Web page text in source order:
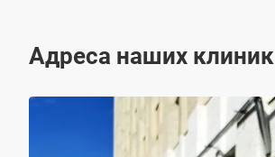
Адреса наших клиник